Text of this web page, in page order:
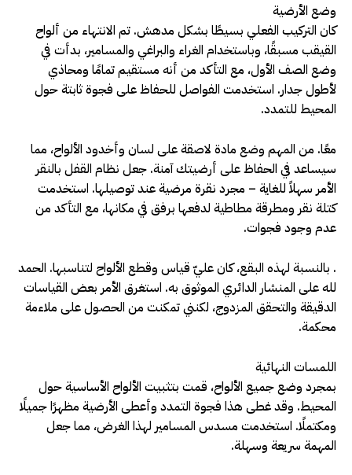
وضع الأرضية
كان التركيب الفعلي بسيطًا بشكل مدهش. تم الانتهاء من ألواح
القيقب مسبقًا، وباستخدام الغراء والبراغي والمسامير، بدأت في
وضع الصف الأول، مع التأكد من أنه مستقيم تمامًا ومحاذي
لأطول جدار. استخدمت الفواصل للحفاظ على فجوة ثابتة حول
المحيط للتمدد.
معًا. من المهم وضع مادة لاصقة على لسان وأخدود الألواح، مما
سيساعد في الحفاظ على أرضيتك آمنة. جعل نظام القفل بالنقر
الأمر سهلاً للغاية – مجرد نقرة مرضية عند توصيلها. استخدمت
كتلة نقر ومطرقة مطاطية لدفعها برفق في مكانها، مع التأكد من
عدم وجود فجوات.
. بالنسبة لهذه البقع، كان عليّ قياس وقطع الألواح لتناسبها. الحمد
لله على المنشار الدائري الموثوق به. استغرق الأمر بعض القياسات
الدقيقة والتحقق المزدوج، لكنني تمكنت من الحصول على ملاءمة
محكمة.
اللمسات النهائية
بمجرد وضع جميع الألواح، قمت بتثبيت الألواح الأساسية حول
المحيط. وقد غطى هذا فجوة التمدد وأعطى الأرضية مظهرًا جميلًا
ومكتملًا. استخدمت مسدس المسامير لهذا الغرض، مما جعل
المهمة سريعة وسهلة.